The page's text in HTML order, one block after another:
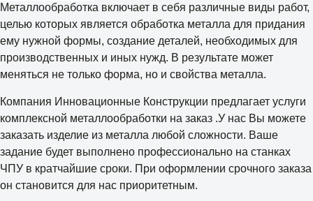
Металлообработка включает в себя различные виды работ,
целью которых является обработка металла для придания
ему нужной формы, создание деталей, необходимых для
производственных и иных нужд. В результате может
меняться не только форма, но и свойства металла.
Компания Инновационные Конструкции предлагает услуги
комплексной металлообработки на заказ .У нас Вы можете
заказать изделие из металла любой сложности. Ваше
задание будет выполнено профессионально на станках
ЧПУ в кратчайшие сроки. При оформлении срочного заказа
он становится для нас приоритетным.